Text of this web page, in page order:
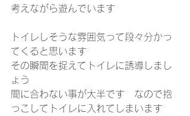
考えながら遊んでいます
トイレしそうな雰囲気って段々分かっ
てくると思います
その瞬間を捉えてトイレに誘導しまし
ょう
間に合わない事が大半です　なので抱
っこしてトイレに入れてしまいます